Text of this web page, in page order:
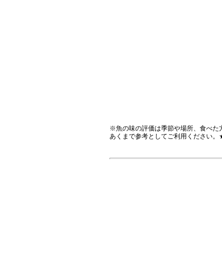
※魚の味の評価は季節や場所、食べた
あくまで参考としてご利用ください